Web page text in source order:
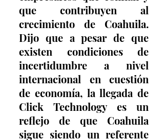
que contribuyen al
crecimiento de Coahuila.
Dijo que a pesar de que
existen condiciones de
incertidumbre a nivel
internacional en cuestión
de economía, la llegada de
Click Technology es un
reflejo de que Coahuila
sigue siendo un referente